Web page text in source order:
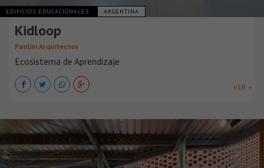
EDIFICIOS EDUCACIONALES ARGENTINA
Kidloop
Paolini Arquitectos
Ecosistema de Aprendizaje
VER +